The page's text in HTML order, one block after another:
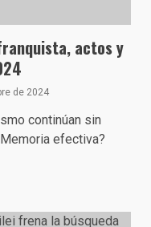
actos y
de 2024
continúan sin
efectiva?